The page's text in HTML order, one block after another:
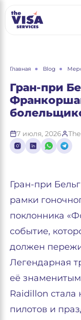
Главная Blog
Гран-при
7 июля, 2026
Гран-при
рамки
поклонника
событие,
должен
Легендарная
её
Raidillon
пилотов и